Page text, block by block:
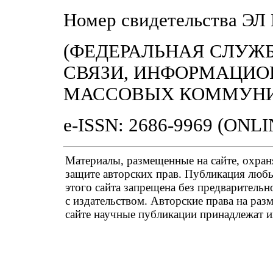
Номер свидетельства
(ФЕДЕРАЛЬНАЯ
СВЯЗИ,
МАССОВЫХ
e-ISSN: 2686-9969
Материалы, размещенные на сайте,
защите авторских прав. Публикация
этого сайта запрещена без
с издательством. Авторские права на
сайте научные публикации принадлежат